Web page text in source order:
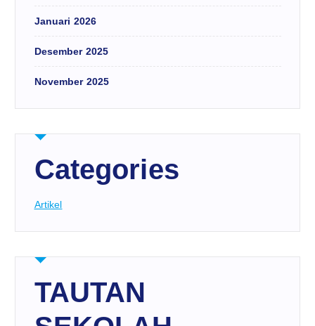
Januari 2026
Desember 2025
November 2025
Categories
Artikel
TAUTAN